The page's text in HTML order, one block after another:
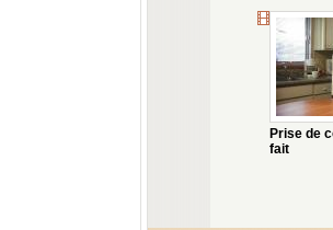
Prise de
fait